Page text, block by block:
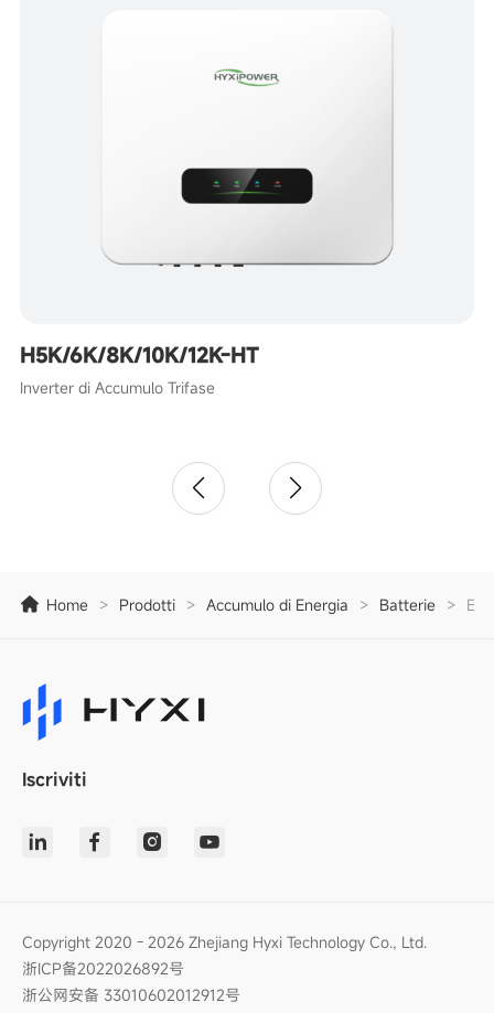
H5K/6K/8K/10K/12K-HT
Inverter di Accumulo Trifase
Home > Prodotti > Accumulo di Energia > Batterie >
Iscriviti
Copyright 2020 - 2026 Zhejiang Hyxi Technology Co., Ltd.
浙ICP备2022026892号
浙公网安备 33010602012912号